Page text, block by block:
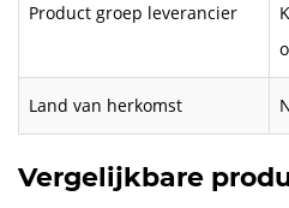
Product groep leverancier
Land van herkomst
Vergelijkbare